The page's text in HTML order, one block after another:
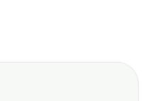
Ideas for